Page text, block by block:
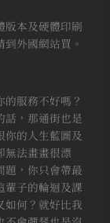
版本及硬體印刷
外國網站買。
服務不好嗎？
話，那通街也是
你的人生藍圖及
無法畫畫很漂
題，你只會帶最
輩子的輪迴及課
如何？就好比我